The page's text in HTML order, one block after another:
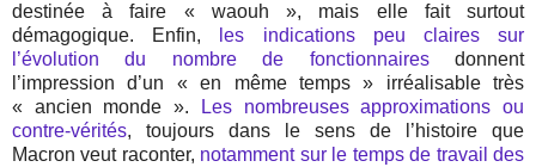
destinée à faire « waouh », mais elle fait surtout
démagogique. Enfin,
les indications peu claires sur
l’évolution du nombre de fonctionnairesdonnent
l’impression d’un « en même temps » irréalisable très
« ancien monde ».
Les nombreuses approximations ou
contre-vérités, toujours dans le sens de l’histoire que
Macron veut raconter, notamment sur le temps de travail des